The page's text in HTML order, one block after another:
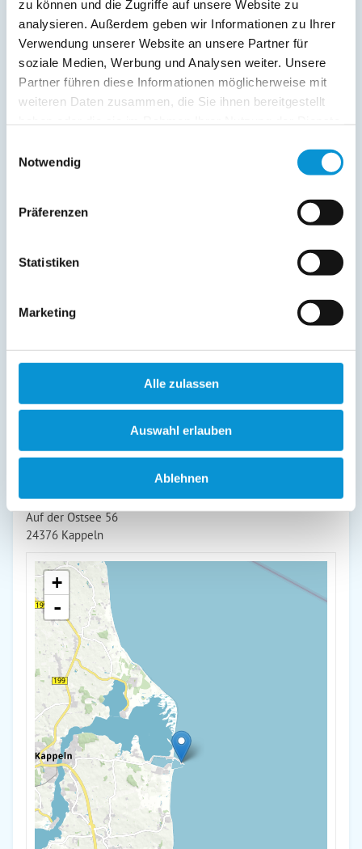
zu können und die Zugriffe auf unsere Website zu
analysieren. Außerdem geben wir Informationen zu Ihrer
Verwendung unserer Website an unsere Partner für
soziale Medien, Werbung und Analysen weiter. Unsere
Partner führen diese Informationen möglicherweise mit
weiteren Daten zusammen, die Sie ihnen bereitgestellt
Notwendig
Präferenzen
Statistiken
Marketing
Alle zulassen
Auswahl erlauben
Ablehnen
Abstellraum
Service:
Kurtaxfrei
Verpflegung:
Padmaschine. Das Schwimmbecken und die 2 Saunen im
Entspannung pur! Ab Mitte Juni 2025 mit kleinem
einem Wellnessbereich!
Lage & Adresse des Objektes
Auf der Ostsee 56
24376 Kappeln
+
-